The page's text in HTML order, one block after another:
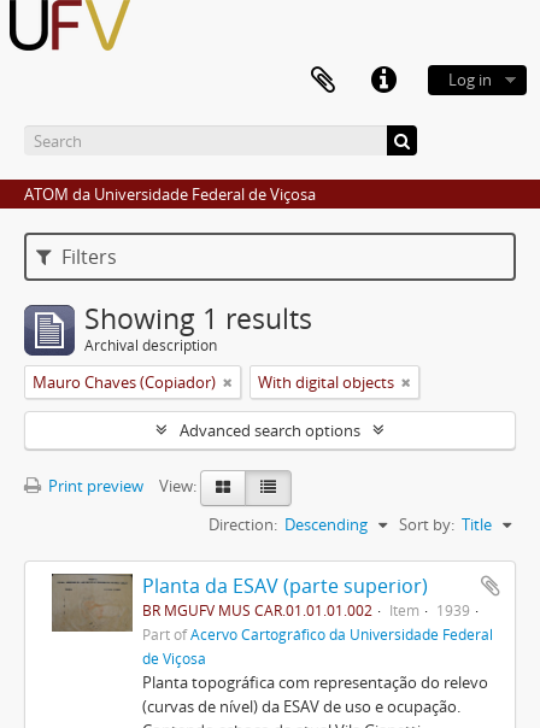
Log in
ATOM da Universidade Federal de Viçosa
Filters
Showing 1 results
Archival description
Mauro Chaves (Copiador) With digital objects
Advanced search options
Print preview
View:
Sort by: Title
Direction: Descending
Planta da ESAV (parte superior)
BR MGUFV MUS CAR.01.01.01.002 Item
1939
Part ofAcervo Cartográfico da Universidade Federal
de Viçosa
Planta topográfica com representação do relevo
(curvas de nível) da ESAV de uso e ocupação.